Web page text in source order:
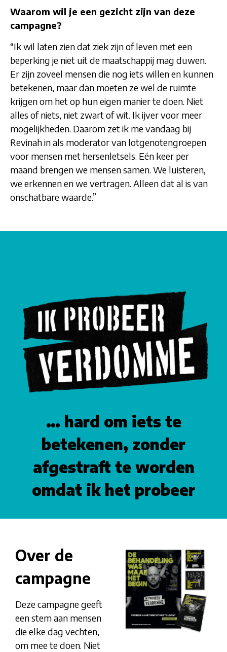
Waarom wil je een gezicht zijn van deze
campagne?
“Ik wil laten zien dat ziek zijn of leven met een
beperking je niet uit de maatschappij mag duwen.
Er zijn zoveel mensen die nog iets willen en kunnen
betekenen, maar dan moeten ze wel de ruimte
krijgen om het op hun eigen manier te doen. Niet
alles of niets, niet zwart of wit. Ik ijver voor meer
mogelijkheden. Daarom zet ik me vandaag bij
Revinah in als moderator van lotgenotengroepen
voor mensen met hersenletsels. Eén keer per
maand brengen we mensen samen. We luisteren,
we erkennen en we vertragen. Alleen dat al is van
onschatbare waarde.”
… hard om iets te
betekenen, zonder
afgestraft te worden
omdat ik het probeer
Over de
campagne
Deze campagne geeft
een stem aan mensen
die elke dag vechten,
om mee te doen. Niet